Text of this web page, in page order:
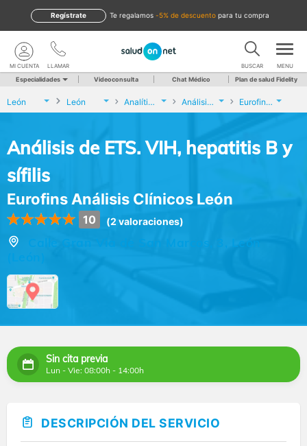
te regalamos -5% de descuento para tu compra
Regístrate
LLAMAR
MI CUENTA BUSCAR MENU
Especialidades Videoconsulta Chat Médico Plan de salud Fidelity
León León Analíticas y Genética Análisis de ETS. VIH, hepatitis B y sífilis Eurofins Análisis Clínicos León
Análisis de ETS. VIH, hepatitis B y
sífilis
Eurofins Análisis Clínicos León
10 (2 valoraciones)
Calle Gran Via de San Marcos, 3, León
Sin cita previa
Lun - Vie: 08:00h - 14:00h
DESCRIPCIÓN DEL SERVICIO